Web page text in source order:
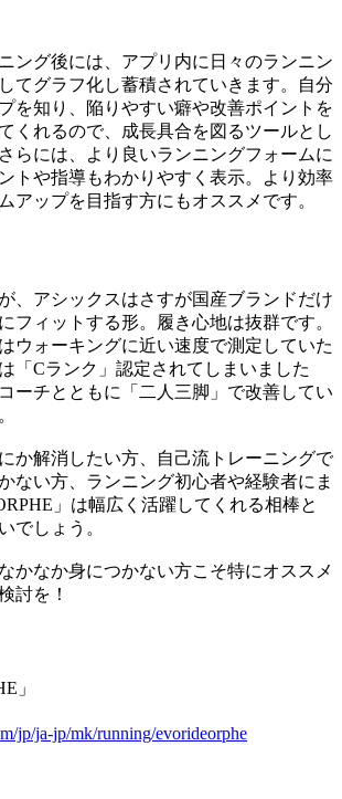
ング後には、アプリ内に日々のランニン
てグラフ化し蓄積されていきます。自分
を知り、陥りやすい癖や改善ポイントを
くれるので、成長具合を図るツールとし
らには、より良いランニングフォームに
トや指導もわかりやすく表示。より効率
アップを目指す方にもオススメです。
、アシックスはさすが国産ブランドだけ
フィットする形。履き心地は抜群です。
ウォーキングに近い速度で測定していた
「Cランク」認定されてしまいました
ーチとともに「二人三脚」で改善してい
か解消したい方、自己流トレーニングで
ない方、ランニング初心者や経験者にま
」は幅広く活躍してくれる相棒と
でしょう。
かなか身につかない方こそ特にオススメ
討を！
」
jp/ja-jp/mk/running/evorideorphe